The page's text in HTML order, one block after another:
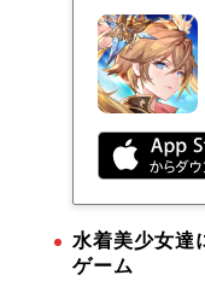
水着美少女達
ゲーム